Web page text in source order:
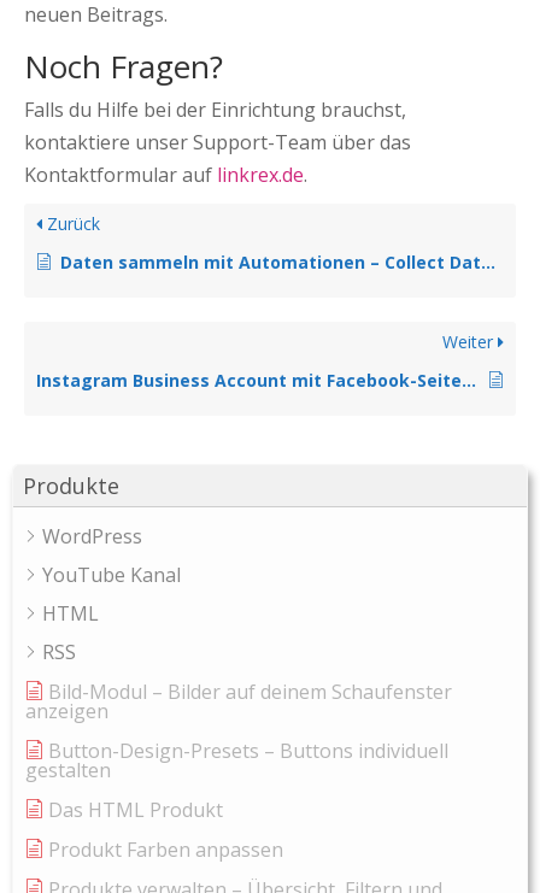
Produkte
WordPress
YouTube Kanal
HTML
RSS
Bild-Modul – Bilder auf deinem Schaufenster
anzeigen
Button-Design-Presets – Buttons individuell
gestalten
Das HTML Produkt
Produkt Farben anpassen
neuen Beitrags.
Noch Fragen?
Falls du Hilfe bei der Einrichtung brauchst,
kontaktiere unser Support-Team über das
Kontaktformular auf linkrex.de.
Zurück
Daten sammeln mit Automationen – Collect Data Schritt erklärt
Weiter
Instagram Business Account mit Facebook-Seite verknüpfen